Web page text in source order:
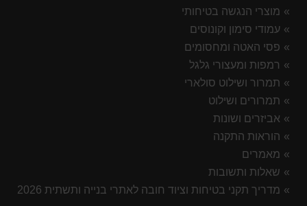
מוצרי הנגשה בטיחותי
עמודי סימון וקונוסים
פסי האטה ומחסומים
רמפות ומעצורי גלגל
תמרור ושילוט סולארי
תמרורים ושילוט
אביזרים ושונות
הוראות התקנה
מאמרים
שאלות ותשובות
מדריך תקני בטיחות וציוד חובה לאתרי בנייה ותשתית 2026